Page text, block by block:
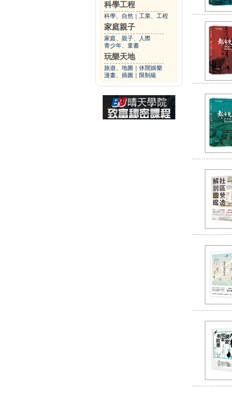
科學工程
科學、自然 工業、工程
家庭親子
家庭、親子、人際
青少年、童書
玩樂天地
旅遊、地圖
休閒娛樂
漫畫、插圖
限制級